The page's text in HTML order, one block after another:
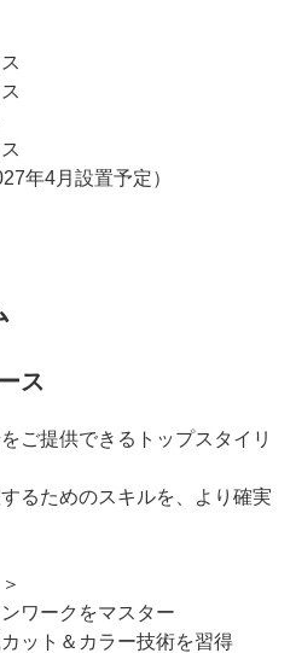
年4月設置予定）
ス
ご提供できるトップスタイリ
るためのスキルを、より確実
ワークをマスター
ット＆カラー技術を習得